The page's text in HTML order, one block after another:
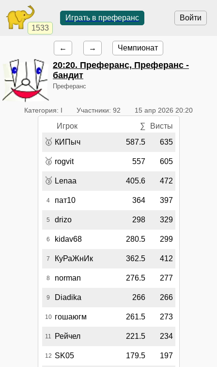
1533
Войти
Играть в преферанс
← → Чемпионат
20:20. Преферанс, Преферанс -
бандит
Преферанс
Категория: I Участники: 92 15 апр 2026 20:20
Игрок ∑ Висты
🥇 КИПыч 587.5 635
🥈 rogvit 557 605
🥉 Lenaa 405.6 472
4 пат10 364 397
5 drizo 298 329
6 kidav68 280.5 299
7 КуРаЖнИк 362.5 412
8 norman 276.5 277
9 Diadika 266 266
10 гошаюгм 261.5 273
11 Рейчел 221.5 234
12 SK05 179.5 197